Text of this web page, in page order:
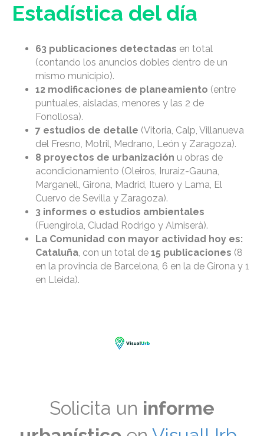
Estadística del día
63 publicaciones detectadas en total
(contando los anuncios dobles dentro de un
mismo municipio).
12 modificaciones de planeamiento (entre
puntuales, aisladas, menores y las 2 de
Fonollosa).
7 estudios de detalle (Vitoria, Calp, Villanueva
del Fresno, Motril, Medrano, León y Zaragoza).
8 proyectos de urbanización u obras de
acondicionamiento (Oleiros, Iruraiz-Gauna,
Marganell, Girona, Madrid, Ituero y Lama, El
Cuervo de Sevilla y Zaragoza).
3 informes o estudios ambientales
(Fuengirola, Ciudad Rodrigo y Almiserà).
La Comunidad con mayor actividad hoy es:
Cataluña, con un total de 15 publicaciones (8
en la provincia de Barcelona, 6 en la de Girona y 1
en Lleida).
Solicita un informe